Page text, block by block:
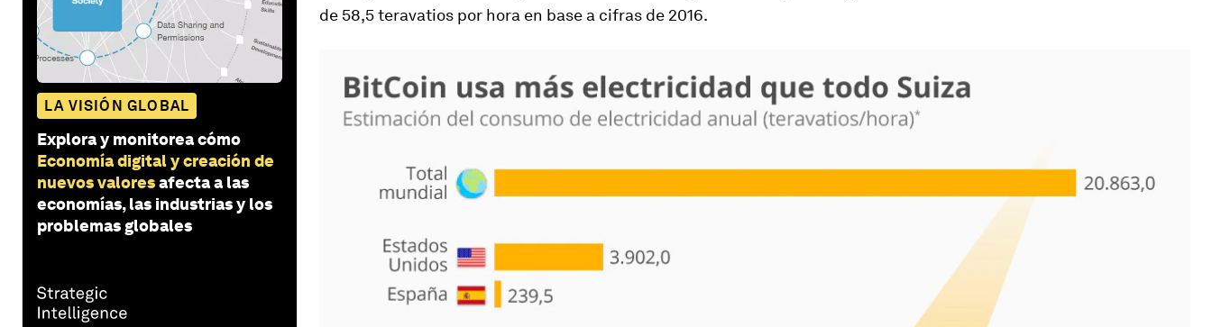
LA VISIÓN GLOBAL
Explora y monitorea cómo
Economía digital y creación de
nuevos valoresafecta a las
economías, las industrias y los
problemas globales
de 58,5 teravatios por hora en base a cifras de 2016.